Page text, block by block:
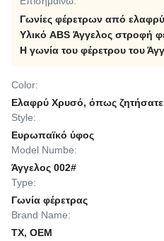
Γωνίες φέρετρων από
Υλικό ABS Άγγελος στροφή
Η γωνία του φέρετρου του
Color:
Ελαφρύ Χρυσό, όπως
Style:
Ευρωπαϊκό ύφος
Model Numbe:
Άγγελος 002#
Type:
Γωνία φέρετρας
Brand Name:
TX, OEM